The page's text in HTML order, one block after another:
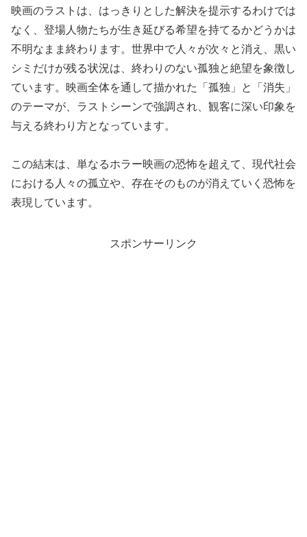
映画のラストは、はっきりとした解決を提示するわけでは
なく、登場人物たちが生き延びる希望を持てるかどうかは
不明なまま終わります。世界中で人々が次々と消え、黒い
シミだけが残る状況は、終わりのない孤独と絶望を象徴し
ています。映画全体を通して描かれた「孤独」と「消失」
のテーマが、ラストシーンで強調され、観客に深い印象を
与える終わり方となっています。
この結末は、単なるホラー映画の恐怖を超えて、現代社会
における人々の孤立や、存在そのものが消えていく恐怖を
表現しています。
スポンサーリンク